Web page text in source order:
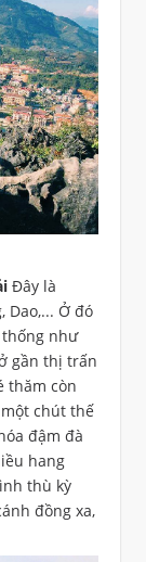
Đây là
Ở đó
như
gần thị trấn
thăm còn
chút thế
đậm đà
hang
thù kỳ
đồng xa,